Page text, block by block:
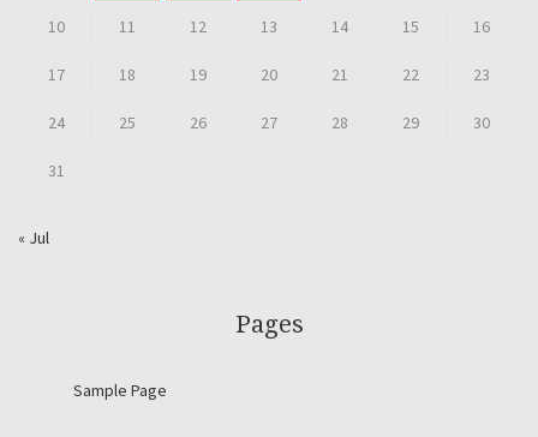
10 11 12 13 14 15 16
17 18 19 20 21 22 23
24 25 26 27 28 29 30
31
« Jul
Pages
Sample Page